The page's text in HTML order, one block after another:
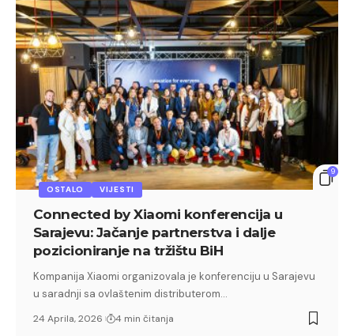
9
OSTALO
VIJESTI
Connected by Xiaomi konferencija u
Sarajevu: Jačanje partnerstva i dalje
pozicioniranje na tržištu BiH
Kompanija Xiaomi organizovala je konferenciju u Sarajevu
u saradnji sa ovlaštenim distributerom…
24 Aprila, 2026 4 min čitanja